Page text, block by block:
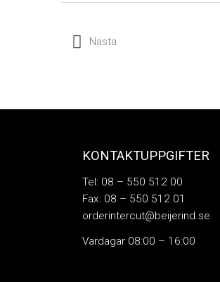
Nästa
KONTAKTUPPGIFTER
Tel: 08 – 550 512 00
Fax: 08 – 550 512 01
orderintercut@beijerind.se
Vardagar 08:00 – 16:00